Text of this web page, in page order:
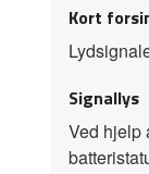
Kort
Signallys
Ved hjelp